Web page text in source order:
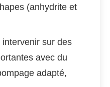
(anhydrite et
intervenir sur des
avec du
adapté,